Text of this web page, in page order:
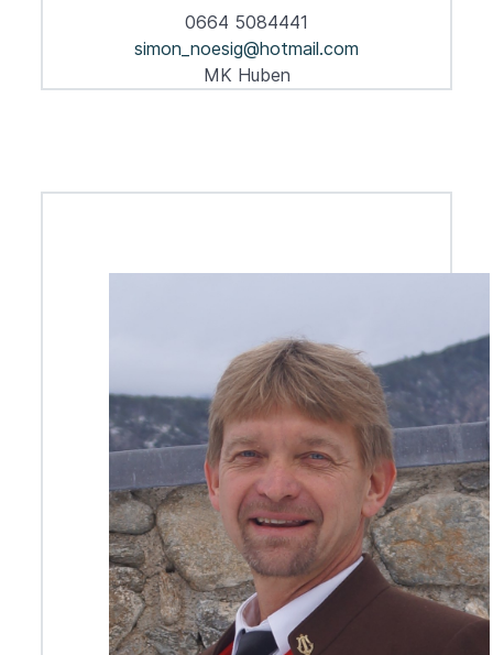
0664 5084441
simon_noesig@hotmail.com
MK Huben